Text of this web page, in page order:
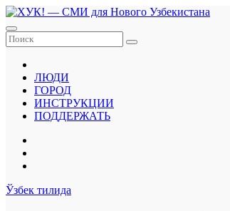
Перейти
к
содержанию
ЛЮДИ
ГОРОД
ИНСТРУКЦИИ
ПОДДЕРЖАТЬ
Ўзбек тилида